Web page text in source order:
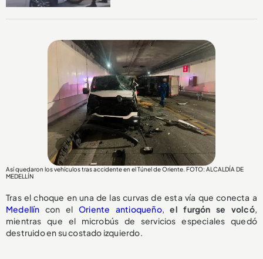
Así quedaron los vehículos tras accidente en el Túnel de Oriente. FOTO: ALCALDÍA DE
MEDELLÍN
Tras el choque en una de las curvas de esta vía que conecta a
Medellín con el Oriente antioqueño,el furgón se volcó,
mientras que el microbús de servicios especiales quedó
destruido en su costado izquierdo.